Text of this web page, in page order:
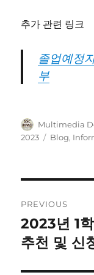
추가 관련 링크
졸업예정
부
Author
Multimedia
2023
Categories
Blog,
PREVIOUS
Previous
post:
2023년 1
추천 및 신